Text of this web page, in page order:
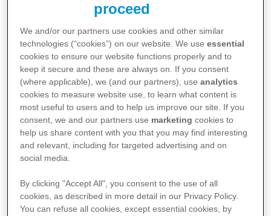
Dall’università una sfida
professionalizzante
novembre 2024, il mio percorso di studi in
Scienze della Comunicazione presso
l’Alma Mater Studiorum di Bolognasi è
concluso con la finalizzazione di un progetto
unico nel suo genere, che mi ha aperto nuove
prospettive professionali e formative, in
particolare il tirocinio che sto svolgendo in
proceed
We and/or our partners use cookies and other similar
technologies (“cookies”) on our website. We useessential
cookies to ensure our website functions properly and to
keep it secure and these are always on. If you consent
(where applicable), we (and our partners), useanalytics
cookies to measure website use, to learn what content is
most useful to users and to help us improve our site. If you
consent, we and our partners use marketing cookies to
help us share content with you that you may find interesting
and relevant, including for targeted advertising and on
social media.
By clicking "Accept All", you consent to the use of all
cookies, as described in more detail in our Privacy Policy.
You can refuse all cookies, except essential cookies, by